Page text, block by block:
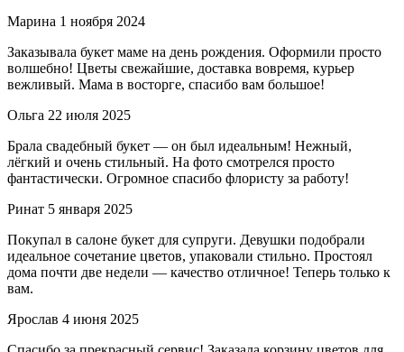
Марина 1 ноября 2024
Заказывала букет маме на день рождения. Оформили просто
волшебно! Цветы свежайшие, доставка вовремя, курьер
вежливый. Мама в восторге, спасибо вам большое!
Ольга 22 июля 2025
Брала свадебный букет — он был идеальным! Нежный,
лёгкий и очень стильный. На фото смотрелся просто
фантастически. Огромное спасибо флористу за работу!
Ринат 5 января 2025
Покупал в салоне букет для супруги. Девушки подобрали
идеальное сочетание цветов, упаковали стильно. Простоял
дома почти две недели — качество отличное! Теперь только к
вам.
Ярослав 4 июня 2025